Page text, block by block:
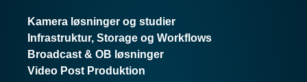
Kamera løsninger og studier
Infrastruktur, Storage og Workflows
Broadcast & OB løsninger
Video Post Produktion